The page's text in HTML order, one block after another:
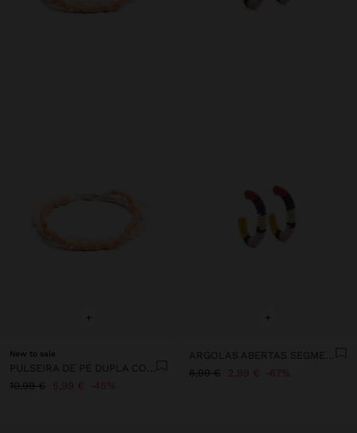
+
New to sale
PULSEIRA DE PÉ DUPLA COM CONCHAS
10,99 €
5,99 € 45%
+
ARGOLAS ABERTAS SEGMENTADAS COM MISSANGAS
8,99 €
2,99 € 67%